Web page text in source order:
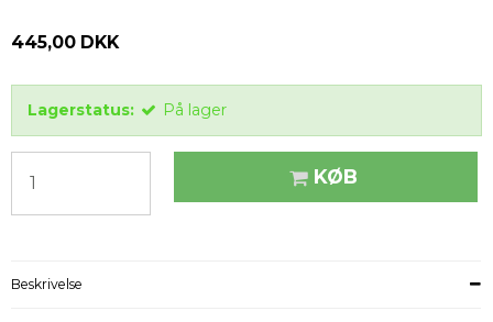
445,00 DKK
Lagerstatus: På lager
KØB
Beskrivelse